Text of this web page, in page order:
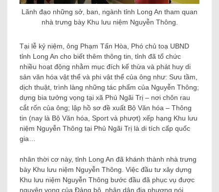
Lãnh đạo những sở, ban, ngành tỉnh Long An tham quan
nhà trưng bày Khu lưu niệm Nguyễn Thông.
Tại lễ kỷ niệm, ông Phạm Tấn Hòa, Phó chủ toạ UBND
tỉnh Long An cho biết thêm thông tin, tỉnh đã tổ chức
nhiều hoạt động nhằm mục đích kế thừa và phát huy di
sản văn hóa vật thể và phi vật thể của ông như: Sưu tầm,
dịch thuật, trình làng những tác phẩm của Nguyễn Thông;
dựng bia tưởng vọng tại xã Phú Ngãi Trị – nơi chôn rau
cắt rốn của ông; lập hồ sơ đề xuất Bộ Văn hóa – Thông
tin (nay là Bộ Văn hóa, Sport và phượt) xếp hạng Khu lưu
niệm Nguyễn Thông tại Phủ Ngãi Trị là di tích cấp quốc
gia…
nhân thời cơ này, tỉnh Long An đã khánh thành nhà trưng
bày Khu lưu niệm Nguyễn Thông. Việc đầu tư xây dựng
Khu lưu niệm Nguyễn Thông bước đầu đã phục vụ được
nguyện vọng của Đảng bộ, nhân dân địa phương nói